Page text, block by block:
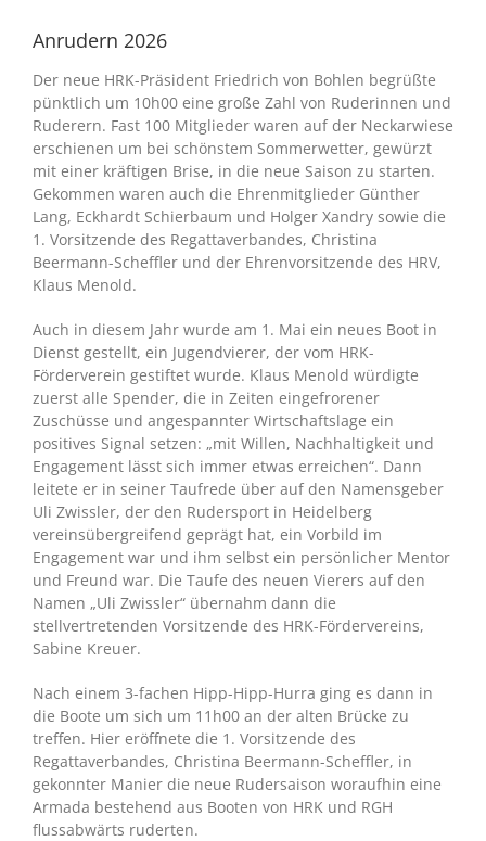
Anrudern 2026
Der neue HRK-Präsident Friedrich von Bohlen begrüßte
pünktlich um 10h00 eine große Zahl von Ruderinnen und
Ruderern. Fast 100 Mitglieder waren auf der Neckarwiese
erschienen um bei schönstem Sommerwetter, gewürzt
mit einer kräftigen Brise, in die neue Saison zu starten.
Gekommen waren auch die Ehrenmitglieder Günther
Lang, Eckhardt Schierbaum und Holger Xandry sowie die
1. Vorsitzende des Regattaverbandes, Christina
Beermann-Scheffler und der Ehrenvorsitzende des HRV,
Klaus Menold.
Auch in diesem Jahr wurde am 1. Mai ein neues Boot in
Dienst gestellt, ein Jugendvierer, der vom HRK-
Förderverein gestiftet wurde. Klaus Menold würdigte
zuerst alle Spender, die in Zeiten eingefrorener
Zuschüsse und angespannter Wirtschaftslage ein
positives Signal setzen: „mit Willen, Nachhaltigkeit und
Engagement lässt sich immer etwas erreichen“. Dann
leitete er in seiner Taufrede über auf den Namensgeber
Uli Zwissler, der den Rudersport in Heidelberg
vereinsübergreifend geprägt hat, ein Vorbild im
Engagement war und ihm selbst ein persönlicher Mentor
und Freund war. Die Taufe des neuen Vierers auf den
Namen „Uli Zwissler“ übernahm dann die
stellvertretenden Vorsitzende des HRK-Fördervereins,
Sabine Kreuer.
Nach einem 3-fachen Hipp-Hipp-Hurra ging es dann in
die Boote um sich um 11h00 an der alten Brücke zu
treffen. Hier eröffnete die 1. Vorsitzende des
Regattaverbandes, Christina Beermann-Scheffler, in
gekonnter Manier die neue Rudersaison woraufhin eine
Armada bestehend aus Booten von HRK und RGH
flussabwärts ruderten.